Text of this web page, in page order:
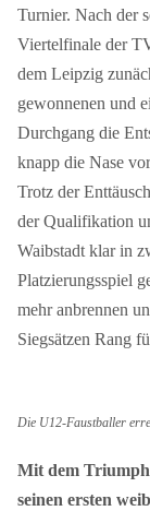
Turnier. Nach der
Viertelfinale der
dem Leipzig
gewonnenen und
Durchgang die
knapp die Nase
Trotz der
der Qualifikation
Waibstadt klar in
Platzierungsspiel
mehr anbrennen
Siegsätzen Rang
Die U12-Faustballer
Mit dem
seinen ersten